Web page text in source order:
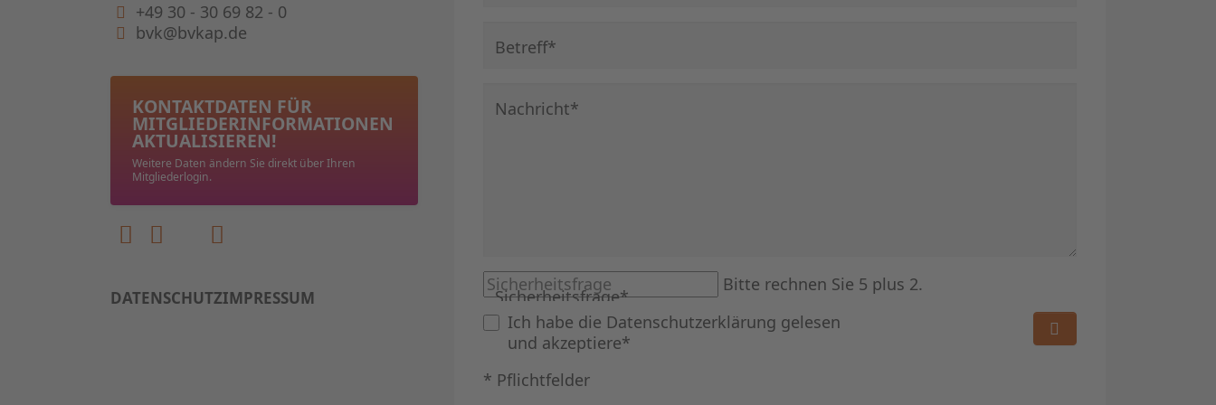
+49 30 - 30 69 82 - 0
bvk@bvkap.de
KONTAKTDATEN FÜR
MITGLIEDER­INFORMATIONEN
AKTUALISIEREN!
Weitere Daten ändern Sie direkt über Ihren
Mitgliederlogin.
DATENSCHUTZIMPRESSUM
Pflichtfeld
Betreff*
Pflichtfeld
Nachricht*
Bitte rechnen Sie 5 plus 2.
Sicherheitsfrage*
Ich habe die Datenschutzerklärung gelesen
und akzeptiere*
* Pflichtfelder